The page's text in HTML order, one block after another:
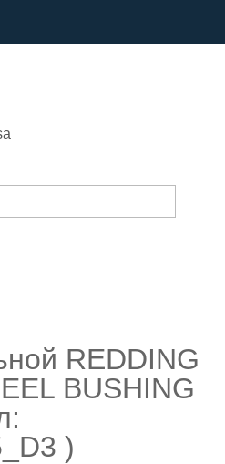
REDDING
BUSHING
)